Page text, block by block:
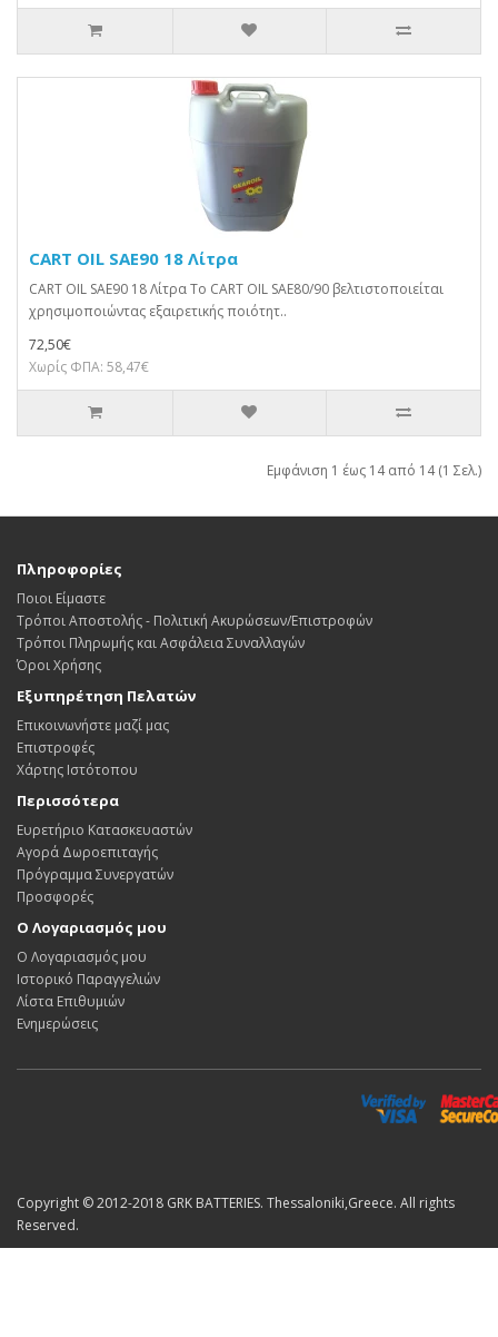
CART OIL SAE90 18 Λίτρα
CART OIL SAE90 18 Λίτρα Το CART OIL SAE80/90 βελτιστοποιείται
χρησιμοποιώντας εξαιρετικής ποιότητ..
72,50€
Χωρίς ΦΠΑ: 58,47€
Εμφάνιση 1 έως 14 από 14 (1 Σελ.)
Πληροφορίες
Ποιοι Είμαστε
Τρόποι Αποστολής - Πολιτική Ακυρώσεων/Επιστροφών
Τρόποι Πληρωμής και Ασφάλεια Συναλλαγών
Όροι Χρήσης
Εξυπηρέτηση Πελατών
Επικοινωνήστε μαζί μας
Επιστροφές
Χάρτης Ιστότοπου
Περισσότερα
Ευρετήριο Κατασκευαστών
Αγορά Δωροεπιταγής
Πρόγραμμα Συνεργατών
Προσφορές
Ο Λογαριασμός μου
Ο Λογαριασμός μου
Ιστορικό Παραγγελιών
Λίστα Επιθυμιών
Ενημερώσεις
Copyright © 2012-2018 GRK BATTERIES. Thessaloniki,Greece. All rights
Reserved.